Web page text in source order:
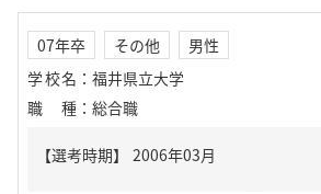
07年卒 その他
男性
学校名 ： 福井県立大学
職種 ： 総合職